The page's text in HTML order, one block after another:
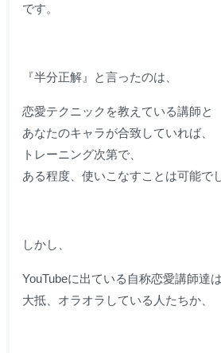
です。
『半分正解』と言ったのは、
恋愛テクニックを教えている講師と
あなたのキャラが合致していれば、
トレーニング次第で、
ある程度、使いこなすことは可能で
しかし、
YouTubeに出ている自称恋愛講師達は
大抵、オラオラしている人たちか、